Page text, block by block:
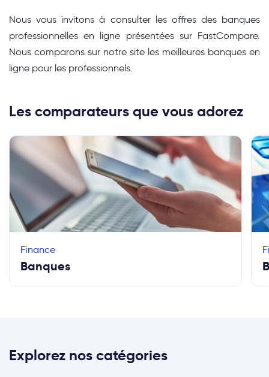
Nous vous invitons à consulter les offres des banques
professionnelles en ligne présentées sur FastCompare.
Nous comparons sur notre site les meilleures banques en
ligne pour les professionnels.
Les comparateurs que vous adorez
Finance
Banques
Explorez nos catégories